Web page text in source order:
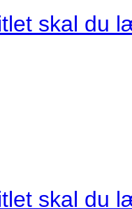
skal du
skal du